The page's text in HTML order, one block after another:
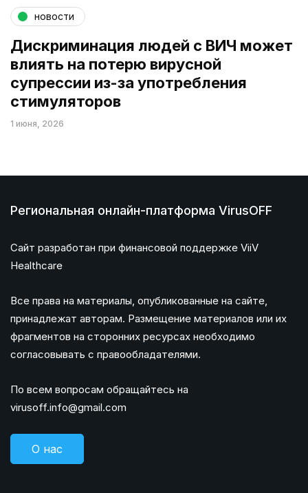
новости
Дискриминация людей с ВИЧ может
влиять на потерю вирусной
супрессии из-за употребления
стимуляторов
1 июня, 2026
Региональная онлайн-платформа VirusOFF
Сайт разработан при финансовой поддержке ViiV
Healthcare
Все права на материалы, опубликованные на сайте,
принадлежат авторам. Размещение материалов или их
фрагментов на сторонних ресурсах необходимо
согласовывать с правообладателями.
По всем вопросам обращайтесь на
virusoff.info@gmail.com
О нас